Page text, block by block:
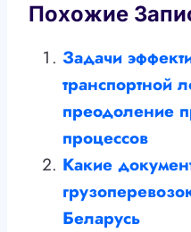
Похожие
Задачи
транспортной
преодоление
процессов
Какие
Беларусь